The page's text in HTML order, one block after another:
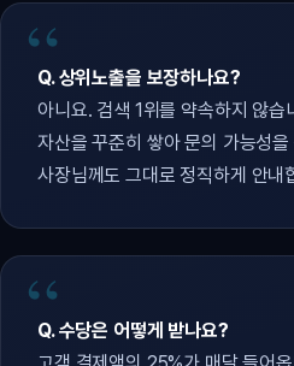
Q. 상위노출을 보장하나요?
아니요. 검색 1위를 약속하지 않습
자산을 꾸준히 쌓아 문의 가능성
사장님께도 그대로 정직하게 안내
Q. 수당은 어떻게 받나요?